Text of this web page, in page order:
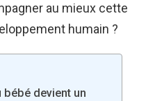
au mieux cette
humain ?
bébé devient un